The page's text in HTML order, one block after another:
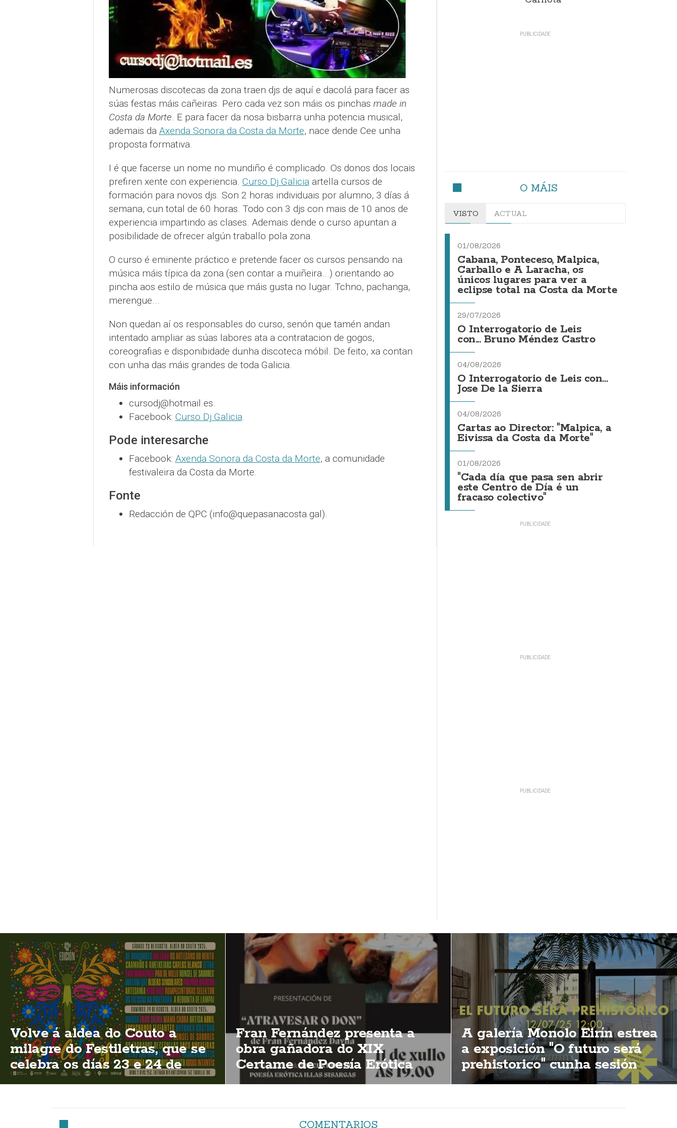
Numerosas discotecas da zona traen djs de aquí e dacolá para facer as
súas festas máis cañeiras. Pero cada vez son máis os pinchas made in
Costa da Morte. E para facer da nosa bisbarra unha potencia musical,
ademais da Axenda Sonora da Costa da Morte, nace dende Cee unha
proposta formativa.
I é que facerse un nome no mundiño é complicado. Os donos dos locais
prefiren xente con experiencia. Curso Dj Galiciaartella cursos de
formación para novos djs. Son 2 horas individuais por alumno, 3 días á
semana, cun total de 60 horas. Todo con 3 djs con mais de 10 anos de
experiencia impartindo as clases. Ademais dende o curso apuntan a
posibilidade de ofrecer algún traballo pola zona.
O curso é eminente práctico e pretende facer os cursos pensando na
música máis típica da zona (sen contar a muiñeira...) orientando ao
pincha aos estilo de música que máis gusta no lugar. Tchno, pachanga,
merengue...
Non quedan aí os responsables do curso, senón que tamén andan
intentado ampliar as súas labores ata a contratacion de gogos,
coreografias e disponibidade dunha discoteca móbil. De feito, xa contan
con unha das máis grandes de toda Galicia.
Máis información
cursodj@hotmail.es.
Facebook: Curso Dj Galicia.
Pode interesarche
Facebook: Axenda Sonora da Costa da Morte, a comunidade
festivaleira da Costa da Morte.
Fonte
Redacción de QPC (info@quepasanacosta.gal).
O MÁIS
VISTO ACTUAL
01/08/2026
Cabana, Ponteceso, Malpica,
Carballo e A Laracha, os
únicos lugares para ver a
eclipse total na Costa da Morte
29/07/2026
O Interrogatorio de Leis
con... Bruno Méndez Castro
04/08/2026
O Interrogatorio de Leis con...
Jose De la Sierra
04/08/2026
Cartas ao Director: "Malpica, a
Eivissa da Costa da Morte"
01/08/2026
"Cada día que pasa sen abrir
este Centro de Día é un
fracaso colectivo"
Volve á aldea do Couto a
milagre do Festiletras, que se
celebra os días 23 e 24 de
agosto
Fran Fernández presenta a
obra gañadora do XIX
Certame de Poesía Erótica
Illas Sisargas
A galería Monolo Eirín estrea
a exposición "O futuro será
prehistorico" cunha sesión
vermú
COMENTARIOS